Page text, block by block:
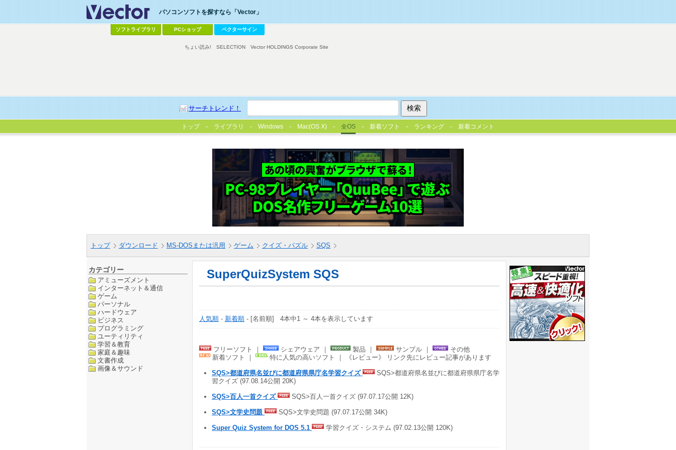
パソコンソフトを探すなら「Vector」
ソフトライブラリ PCショップ ベクターサイン
サーチトレンド！
ちょい読み! SELECTION Vector HOLDINGS Corporate Site
トップ ライブラリ Windows Mac(OS X) 全OS 新着ソフト ランキング 新着コメント
トップ ダウンロード MS-DOSまたは汎用 ゲーム クイズ・パズル SQS
カテゴリー
アミューズメント
インターネット＆通信
ゲーム
パーソナル
ハードウェア
ビジネス
プログラミング
ユーティリティ
学習＆教育
家庭＆趣味
文書作成
画像＆サウンド
SuperQuizSystem SQS
人気順 - 新着順 - [名前順] 4本中1 ～ 4本を表示しています
フリーソフト ｜ シェアウェア ｜ 製品 ｜ サンプル ｜
その他
新着ソフト ｜
特に人気の高いソフト ｜ 《レビュー》 リンク先にレビュー記事があります
SQS>都道府県名並びに都道府県県庁名学習クイズ
SQS>都道府県名並びに都道府県県庁名学
習クイズ (97.08.14公開 20K)
SQS>百人一首クイズ SQS>百人一首クイズ (97.07.17公開 12K)
SQS>文学史問題 SQS>文学史問題 (97.07.17公開 34K)
Super Quiz System for DOS 5.1 学習クイズ・システム (97.02.13公開 120K)